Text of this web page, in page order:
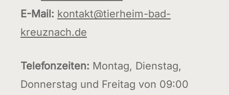
E-Mail: kontakt@tierheim-bad-
kreuznach.de
Telefonzeiten: Montag, Dienstag,
Donnerstag und Freitag von 09:00